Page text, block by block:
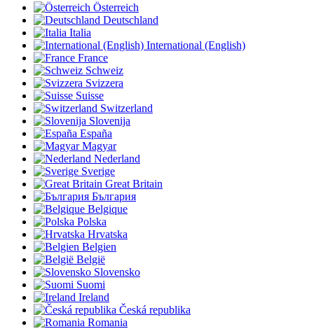
Österreich
Deutschland
Italia
International (English)
France
Schweiz
Svizzera
Suisse
Switzerland
Slovenija
España
Magyar
Nederland
Sverige
Great Britain
България
Belgique
Polska
Hrvatska
Belgien
België
Slovensko
Suomi
Ireland
Česká republika
Romania